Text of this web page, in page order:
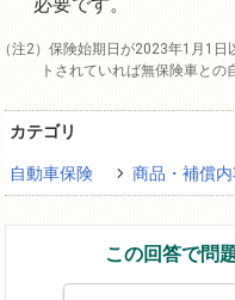
保険始期日が2023年1月1日
トされていれば無保険車との
カテゴリ
自動車保険 商品・補償内
この回答で問